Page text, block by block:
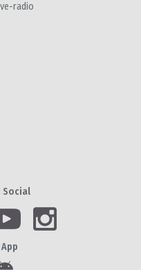
radio
Social